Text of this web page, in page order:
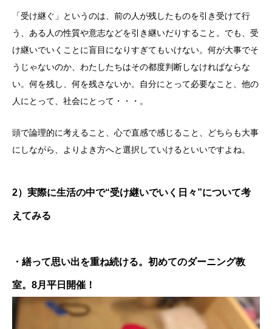
「受け継ぐ」というのは、前の人が残したものを引き受けて行
う、ある人の性質や意志などを引き継いだりすること。でも、受
け継いでいくことに盲目になりすぎてもいけない。何が大事でそ
うじゃないのか、わたしたちはその都度判断しなければならな
い。何を残し、何を残さないか。自分にとって必要なこと、他の
人にとって、社会にとって・・・。
頭で論理的に考えること、心で直感で感じること、どちらも大事
にしながら、よりよき方へと選択していけるといいですよね。
2）実際に生活の中で“受け継いでいく日々”について考
えてみる
・繕って思い出を重ね続ける。初めてのダーニング教
室。8月平日開催！